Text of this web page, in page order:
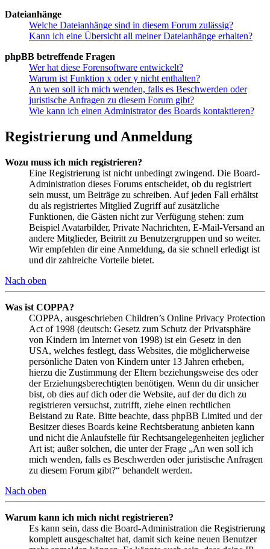
Dateianhänge
Welche Dateianhänge sind in diesem Forum zulässig?
Kann ich eine Übersicht all meiner Dateianhänge erhalten?
phpBB betreffende Fragen
Wer hat diese Forensoftware entwickelt?
Warum ist Funktion x oder y nicht enthalten?
An wen soll ich mich wenden, falls es Beschwerden oder
juristische Anfragen zu diesem Forum gibt?
Wie kann ich einen Administrator des Boards kontaktieren?
Registrierung und Anmeldung
Wozu muss ich mich registrieren?
Eine Registrierung ist nicht unbedingt zwingend. Die Board-
Administration dieses Forums entscheidet, ob du registriert
sein musst, um Beiträge zu schreiben. Auf jeden Fall erhältst
du als registriertes Mitglied Zugriff auf zusätzliche
Funktionen, die Gästen nicht zur Verfügung stehen: zum
Beispiel Avatarbilder, Private Nachrichten, E-Mail-Versand an
andere Mitglieder, Beitritt zu Benutzergruppen und so weiter.
Wir empfehlen dir eine Anmeldung, da sie schnell erledigt ist
und dir zahlreiche Vorteile bietet.
Nach oben
Was ist COPPA?
COPPA, ausgeschrieben Children’s Online Privacy Protection
Act of 1998 (deutsch: Gesetz zum Schutz der Privatsphäre
von Kindern im Internet von 1998) ist ein Gesetz in den
USA, welches festlegt, dass Websites, die möglicherweise
persönliche Daten von Kindern unter 13 Jahren erheben,
hierzu die Zustimmung der Eltern beziehungsweise des oder
der Erziehungsberechtigten benötigen. Wenn du dir unsicher
bist, ob dies auf dich oder die Website, auf der du dich zu
registrieren versuchst, zutrifft, ziehe einen rechtlichen
Beistand zu Rate. Bitte beachte, dass phpBB Limited und der
Besitzer dieses Boards keine Rechtsberatung anbieten kann
und nicht die Anlaufstelle für Rechtsangelegenheiten jeglicher
Art ist; außer solchen, die unter der Frage „An wen soll ich
mich wenden, falls es Beschwerden oder juristische Anfragen
zu diesem Forum gibt?“ behandelt werden.
Nach oben
Warum kann ich mich nicht registrieren?
Es kann sein, dass die Board-Administration die Registrierung
komplett ausgeschaltet hat, damit sich keine neuen Benutzer